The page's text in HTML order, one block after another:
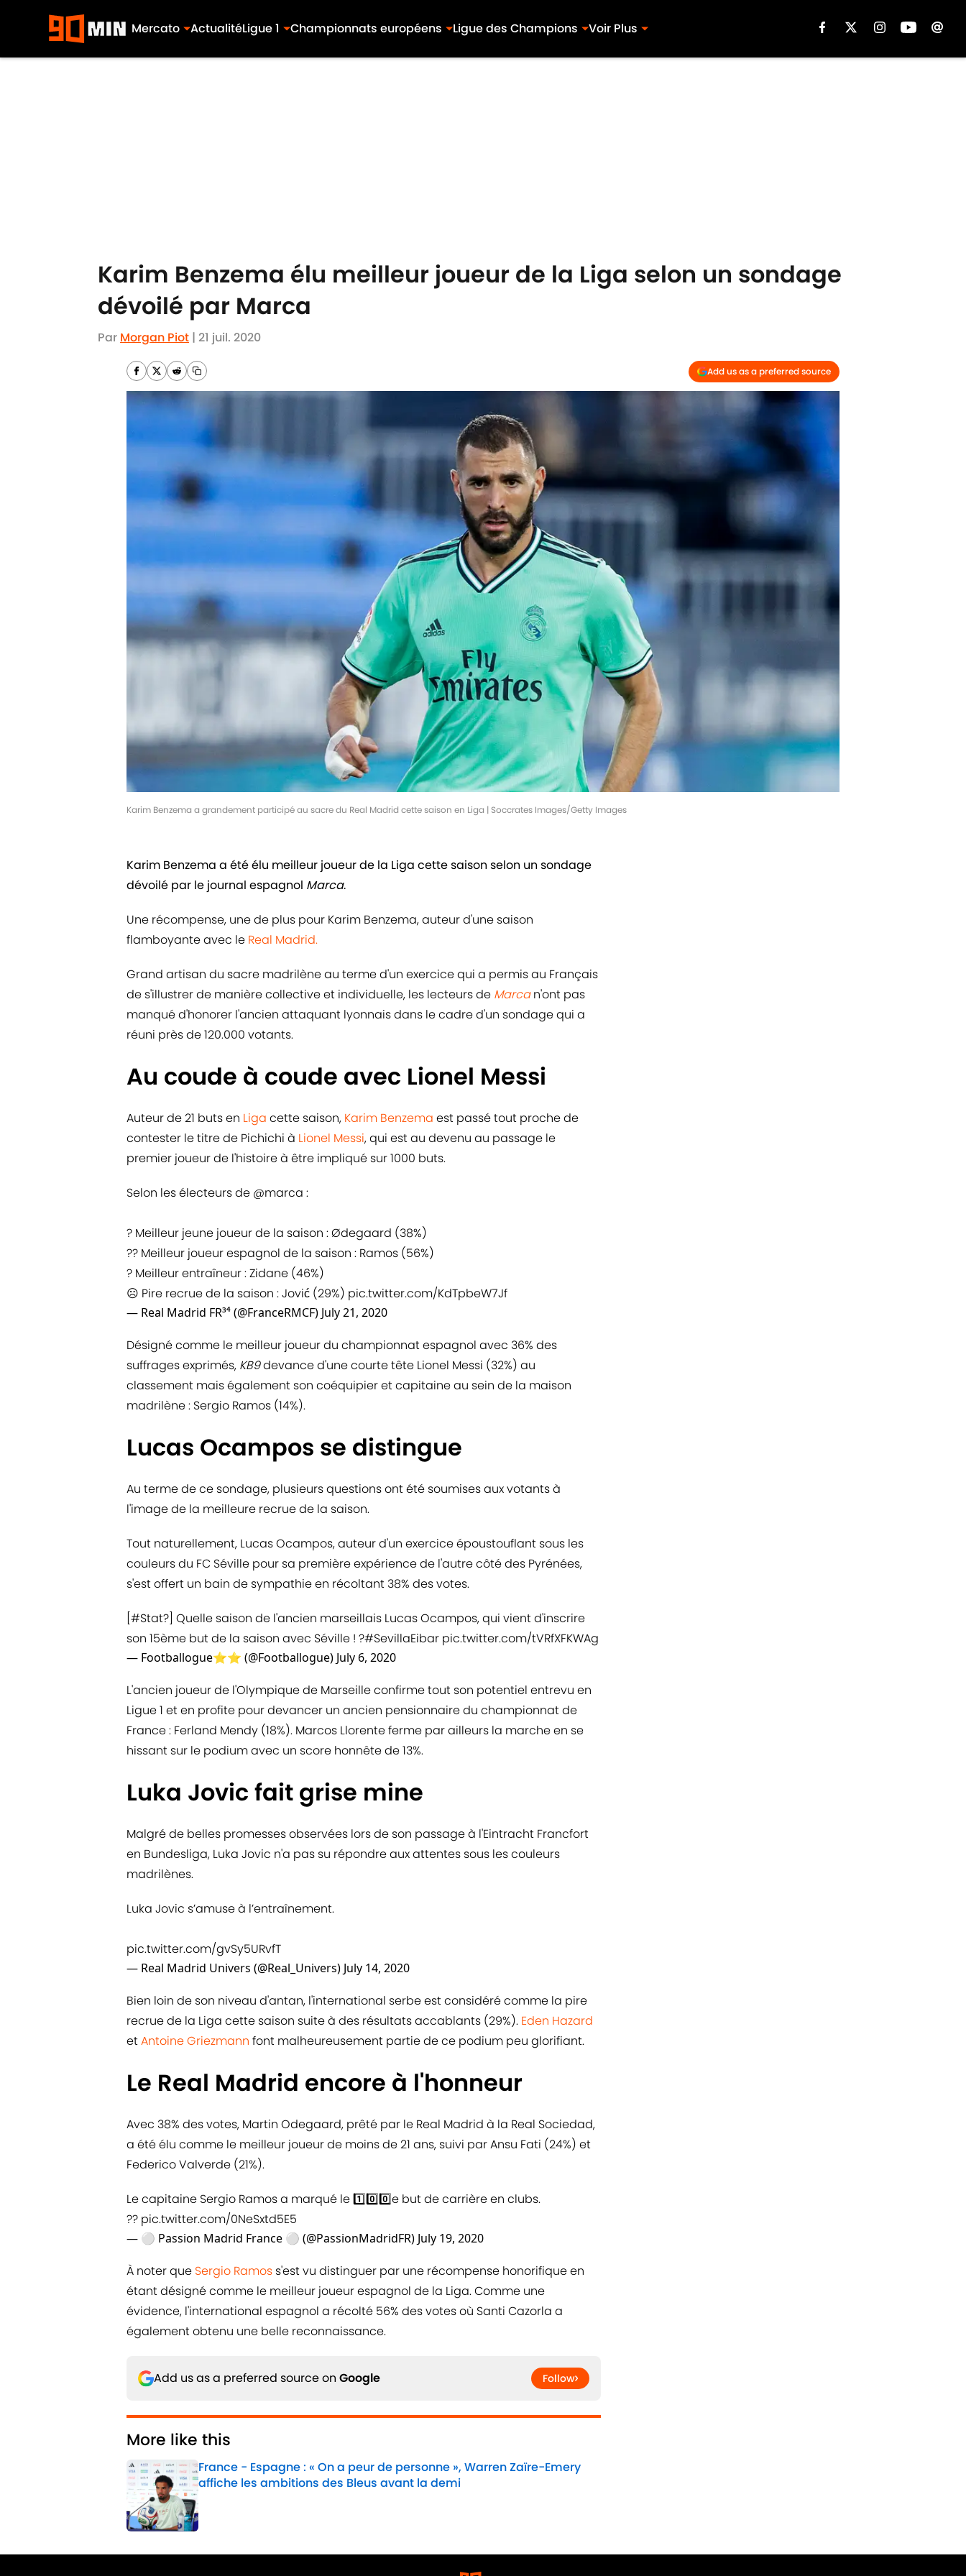
Mercato ActualitéLigue 1 Championnats européens Ligue des Champions Voir Plus
Karim Benzema élu meilleur joueur de la Liga selon un sondage
dévoilé par Marca
Par Morgan Piot | 21 juil. 2020
Add us as a preferred source
Karim Benzema a grandement participé au sacre du Real Madrid cette saison en Liga | Soccrates Images/Getty Images
Karim Benzema a été élu meilleur joueur de la Liga cette saison selon un sondage
dévoilé par le journal espagnol Marca.
Une récompense, une de plus pour Karim Benzema, auteur d'une saison
flamboyante avec le Real Madrid.
Grand artisan du sacre madrilène au terme d'un exercice qui a permis au Français
de s'illustrer de manière collective et individuelle, les lecteurs de Marcan'ont pas
manqué d'honorer l'ancien attaquant lyonnais dans le cadre d'un sondage qui a
réuni près de 120.000 votants.
Au coude à coude avec Lionel Messi
Auteur de 21 buts en Liga cette saison, Karim Benzema est passé tout proche de
contester le titre de Pichichi à Lionel Messi, qui est au devenu au passage le
premier joueur de l'histoire à être impliqué sur 1000 buts.
Selon les électeurs de @marca :
? Meilleur jeune joueur de la saison : Ødegaard (38%)
?? Meilleur joueur espagnol de la saison : Ramos (56%)
? Meilleur entraîneur : Zidane (46%)
☹️ Pire recrue de la saison : Jović (29%) pic.twitter.com/KdTpbeW7Jf
— Real Madrid FR³⁴ (@FranceRMCF) July 21, 2020
Désigné comme le meilleur joueur du championnat espagnol avec 36% des
suffrages exprimés, KB9devance d'une courte tête Lionel Messi (32%) au
classement mais également son coéquipier et capitaine au sein de la maison
madrilène : Sergio Ramos (14%).
Lucas Ocampos se distingue
Au terme de ce sondage, plusieurs questions ont été soumises aux votants à
l'image de la meilleure recrue de la saison.
Tout naturellement, Lucas Ocampos, auteur d'un exercice époustouflant sous les
couleurs du FC Séville pour sa première expérience de l'autre côté des Pyrénées,
s'est offert un bain de sympathie en récoltant 38% des votes.
#Stat?] Quelle saison de l'ancien marseillais Lucas Ocampos, qui vient d'inscrire
son 15ème but de la saison avec Séville ! ?#SevillaEibar pic.twitter.com/tVRfXFKWAg
— Footballogue⭐️⭐️ (@Footballogue) July 6, 2020
L'ancien joueur de l'Olympique de Marseille confirme tout son potentiel entrevu en
Ligue 1 et en profite pour devancer un ancien pensionnaire du championnat de
France : Ferland Mendy (18%). Marcos Llorente ferme par ailleurs la marche en se
hissant sur le podium avec un score honnête de 13%.
Luka Jovic fait grise mine
Malgré de belles promesses observées lors de son passage à l'Eintracht Francfort
en Bundesliga, Luka Jovic n'a pas su répondre aux attentes sous les couleurs
madrilènes.
Luka Jovic s’amuse à l’entraînement.
pic.twitter.com/gvSy5URvfT
— Real Madrid Univers (@Real_Univers) July 14, 2020
Bien loin de son niveau d'antan, l'international serbe est considéré comme la pire
recrue de la Liga cette saison suite à des résultats accablants (29%). Eden Hazard
etAntoine Griezmann font malheureusement partie de ce podium peu glorifiant.
Le Real Madrid encore à l'honneur
Avec 38% des votes, Martin Odegaard, prêté par le Real Madrid à la Real Sociedad,
a été élu comme le meilleur joueur de moins de 21 ans, suivi par Ansu Fati (24%) et
Federico Valverde (21%).
Le capitaine Sergio Ramos a marqué le 1️⃣0️⃣0️⃣e but de carrière en clubs.
?? pic.twitter.com/0NeSxtd5E5
— ⚪️ Passion Madrid France ⚪️ (@PassionMadridFR) July 19, 2020
À noter que Sergio Ramos s'est vu distinguer par une récompense honorifique en
étant désigné comme le meilleur joueur espagnol de la Liga. Comme une
évidence, l'international espagnol a récolté 56% des votes où Santi Cazorla a
également obtenu une belle reconnaissance.
Add us as a preferred source on Google Follow
More like this
France - Espagne : « On a peur de personne », Warren Zaïre-Emery
affiche les ambitions des Bleus avant la demi